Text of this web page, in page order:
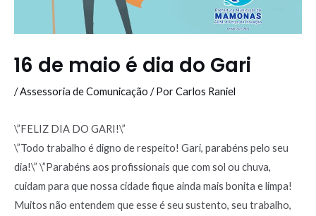
16 de maio é dia do Gari
/Assessoria de Comunicação / PorCarlos Raniel
\”FELIZ DIA DO GARI!\”
\”Todo trabalho é digno de respeito! Gari, parabéns pelo seu
dia!\” \”Parabéns aos profissionais que com sol ou chuva,
cuidam para que nossa cidade fique ainda mais bonita e limpa!
Muitos não entendem que esse é seu sustento, seu trabalho,